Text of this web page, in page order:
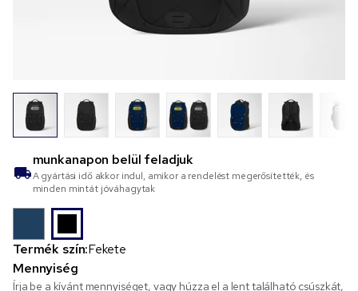
munkanapon belül feladjuk
A gyártási idő akkor indul, amikor a rendelést megerősítették, és
minden mintát jóváhagytak
Termék szín:Fekete
Mennyiség
Írja be a kívánt mennyiséget, vagy húzza el a lent található csúszkát,